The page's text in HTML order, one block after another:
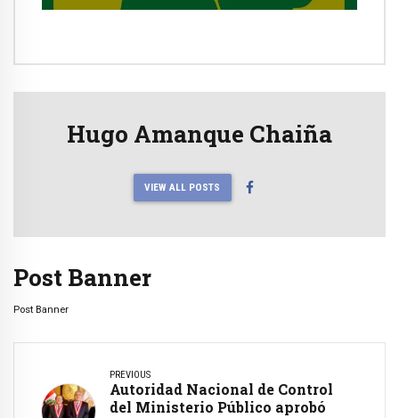
Hugo Amanque Chaiña
VIEW ALL POSTS
Post Banner
Post Banner
PREVIOUS
Autoridad Nacional de Control
del Ministerio Público aprobó